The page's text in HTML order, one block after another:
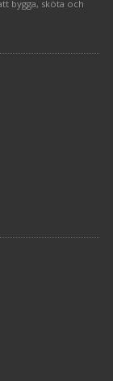
bygga, sköta och